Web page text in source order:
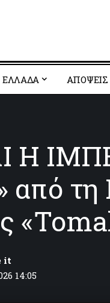
EΛΛΑΔΑ ΑΠΟΨΕΙΣ
Η
από
14:05